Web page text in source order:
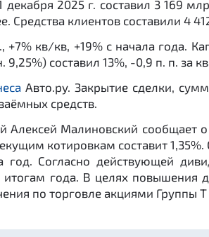
2025 г. составил 3 169
Средства клиентов составили 4
кв/кв, +19% с начала года.
составил 13%, -0,9 п. п. за
Авто.ру. Закрытие сделки,
средств.
Алексей Малиновский сообщает
котировкам составит
Согласно действующей
года. В целях повышения
по торговле акциями Группы